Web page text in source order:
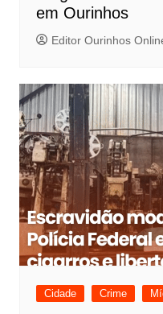
em Ourinhos
Editor Ourinhos
Cidade Crime